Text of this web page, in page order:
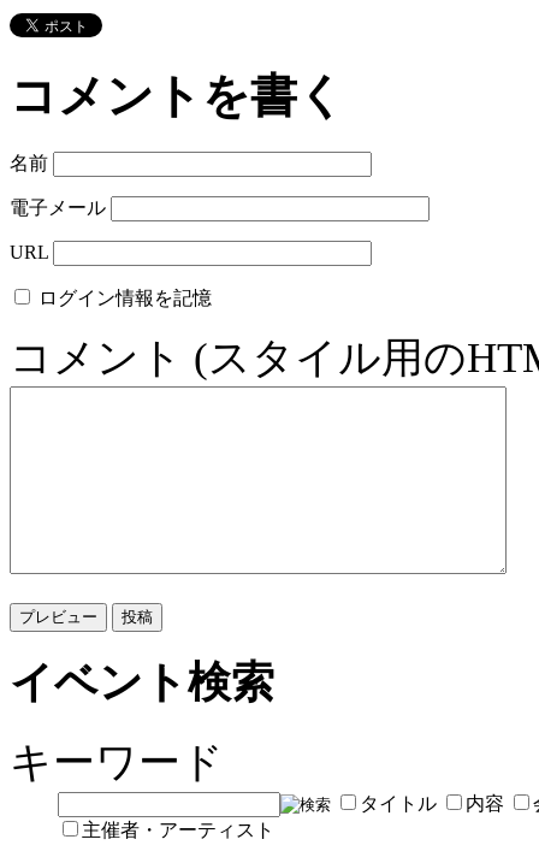
コメントを書く
名前
電子メール
URL
ログイン情報を記憶
コメント (スタイル用の
イベント検索
キーワード
タイトル 内容
主催者・アーティスト